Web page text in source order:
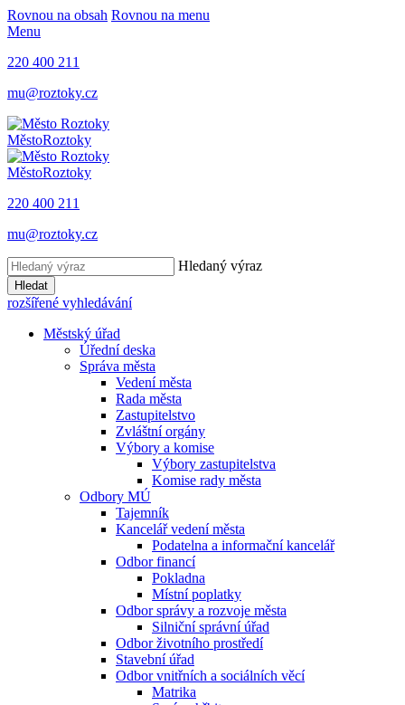
Rovnou na obsah Rovnou na menu
Menu
220 400 211
mu@roztoky.cz
MěstoRoztoky
MěstoRoztoky
220 400 211
mu@roztoky.cz
Hledaný výraz
Hledat
rozšířené vyhledávání
Městský úřad
Úřední deska
Správa města
Vedení města
Rada města
Zastupitelstvo
Zvláštní orgány
Výbory a komise
Výbory zastupitelstva
Komise rady města
Odbory MÚ
Tajemník
Kancelář vedení města
Podatelna a informační kancelář
Odbor financí
Pokladna
Místní poplatky
Odbor správy a rozvoje města
Silniční správní úřad
Odbor životního prostředí
Stavební úřad
Odbor vnitřních a sociálních věcí
Matrika